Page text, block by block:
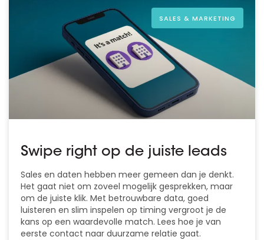
SALES & MARKETING
Swipe right op de juiste leads
Sales en daten hebben meer gemeen dan je denkt.
Het gaat niet om zoveel mogelijk gesprekken, maar
om de juiste klik. Met betrouwbare data, goed
luisteren en slim inspelen op timing vergroot je de
kans op een waardevolle match. Lees hoe je van
eerste contact naar duurzame relatie gaat.